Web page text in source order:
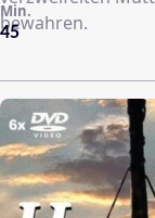
bewahren.
45
Min.